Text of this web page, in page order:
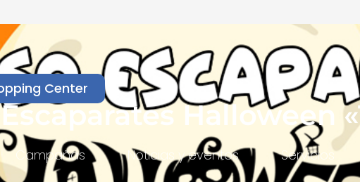
Center
Campañas Noticias y eventos Servicios
Halloween